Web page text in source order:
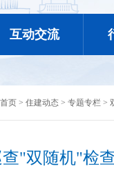
互动交流
首页 > 住建动态 > 专题专栏 >
"双随机"检